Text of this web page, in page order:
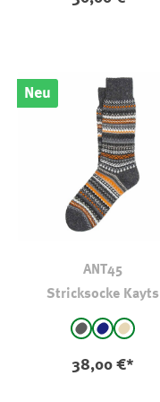
Neu
ANT45
Stricksocke Kayts
auswählen
anthrazit
Navybeige
38,00 €*